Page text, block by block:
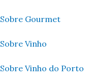
Sobre Gourmet
Sobre Vinho
Sobre Vinho do Porto